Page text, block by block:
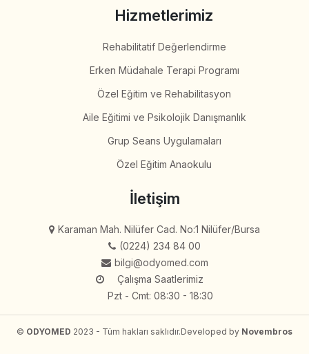
Hizmetlerimiz
Rehabilitatif Değerlendirme
Erken Müdahale Terapi Programı
Özel Eğitim ve Rehabilitasyon
Aile Eğitimi ve Psikolojik Danışmanlık
Grup Seans Uygulamaları
Özel Eğitim Anaokulu
İletişim
Karaman Mah. Nilüfer Cad. No:1 Nilüfer/Bursa
(0224) 234 84 00
bilgi@odyomed.com
Çalışma Saatlerimiz
Pzt - Cmt: 08:30 - 18:30
© ODYOMED 2023 - Tüm hakları saklıdır.Developed by Novembros